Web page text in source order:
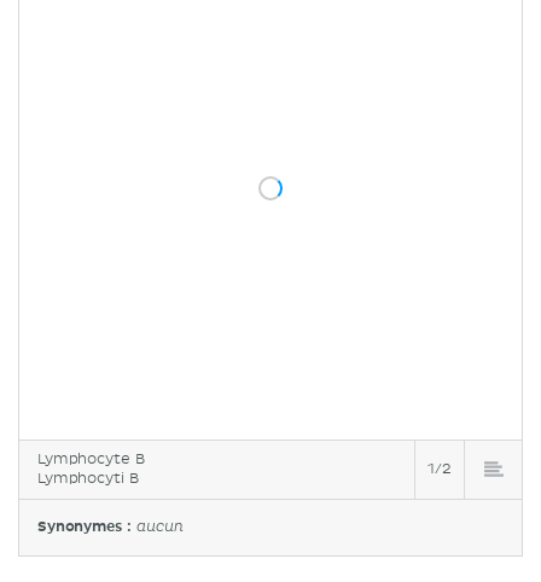
Lymphocyte B
Lymphocyti B
1/2
Synonymes :aucun